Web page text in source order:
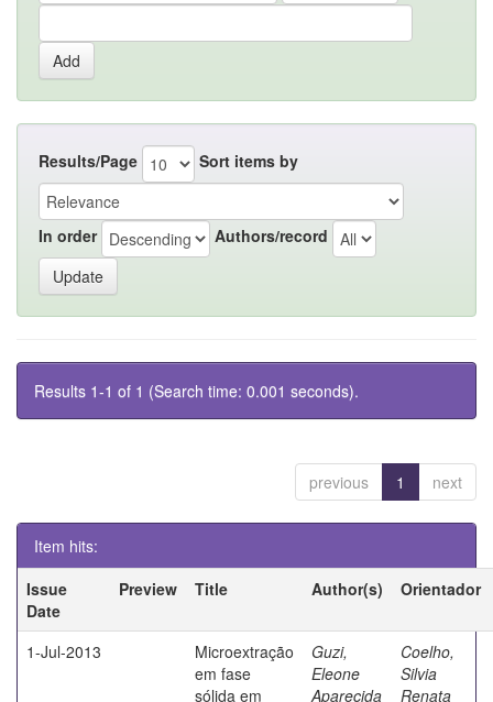
Results/Page Sort items by
In order Authors/record
Results 1-1 of 1 (Search time: 0.001 seconds).
previous 1 next
Item hits:
Issue
Date
Preview Title Author(s) Orientador
1-Jul-2013
Microextração
em fase
sólida em
Guzi,
Eleone
Aparecida
Coelho,
Silvia
Renata